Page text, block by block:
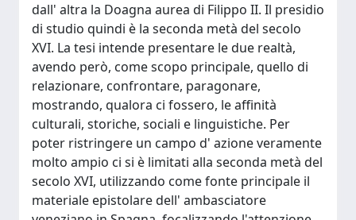
dall' altra la Doagna aurea di Filippo II. Il presidio
di studio quindi è la seconda metà del secolo
XVI. La tesi intende presentare le due realtà,
avendo però, come scopo principale, quello di
relazionare, confrontare, paragonare,
mostrando, qualora ci fossero, le affinità
culturali, storiche, sociali e linguistiche. Per
poter ristringere un campo d' azione veramente
molto ampio ci si è limitati alla seconda metà del
secolo XVI, utilizzando come fonte principale il
materiale epistolare dell' ambasciatore